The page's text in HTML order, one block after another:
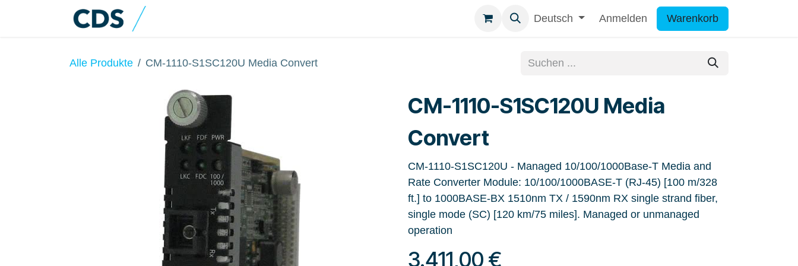
Zum Inhalt springen
Deutsch Anmelden Warenkorb
Alle Produkte CM-1110-S1SC120U Media Convert
CM-1110-S1SC120U Media
Convert
CM-1110-S1SC120U - Managed 10/100/1000Base-T Media and
Rate Converter Module: 10/100/1000BASE-T (RJ-45) [100 m/328
ft.] to 1000BASE-BX 1510nm TX / 1590nm RX single strand fiber,
single mode (SC) [120 km/75 miles]. Managed or unmanaged
operation
3.411,00 €